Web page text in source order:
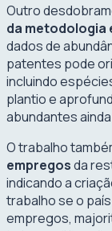
Outro
da metodologia
dados de
patentes pode
incluindo
plantio e
abundantes
O trabalho
empregosda
indicando a
trabalho se o
empregos,